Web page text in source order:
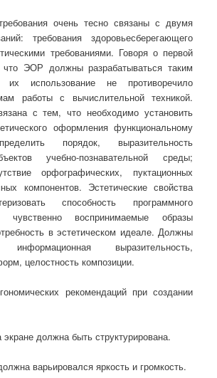
очень тесно связаны с двумя
требования здоровьесберегающего
требованиями. Говоря о первой
что ЭОР должны разрабатываться таким
использование не противоречило
работы с вычислительной техникой.
с тем, что необходимо установить
оформления функциональному
порядок, выразительность
учебно-познавательной среды;
орфографических, пуктационных
компонентов. Эстетические свойства
способность программного
чувственно воспринимаемые образы
в эстетическом идеале. Должны
информационная выразительность,
целостность композиции.
рекомендаций при создании
должна быть структурирована.
варьировался яркость и громкость.